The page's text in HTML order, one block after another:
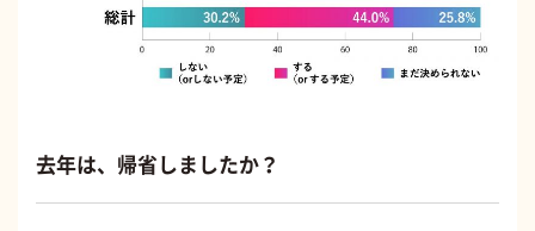
去年は、帰省しましたか？